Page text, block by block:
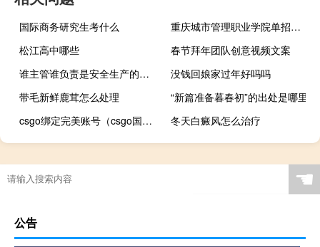
国际商务研究生考什么
重庆城市管理职业学院单招分数
松江高中哪些
春节拜年团队创意视频文案
谁主管谁负责是安全生产的一项基本原则（谁主管谁负责）
没钱回娘家过年好吗吗
带毛新鲜鹿茸怎么处理
“新篇准备暮春初”的出处是哪里
csgo绑定完美账号（csgo国服绑定完美账号）
冬天白癜风怎么治疗
☚
公告